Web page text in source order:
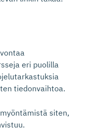
eri puolilla
tiedonvaihtoa.
siten,